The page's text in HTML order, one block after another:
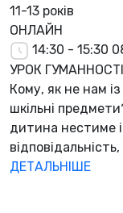
11-13 років
ОНЛАЙН
14:30 - 15:30
УРОК
Кому, як не нам
шкільні
дитина нестиме
ДЕТАЛЬНІШЕ